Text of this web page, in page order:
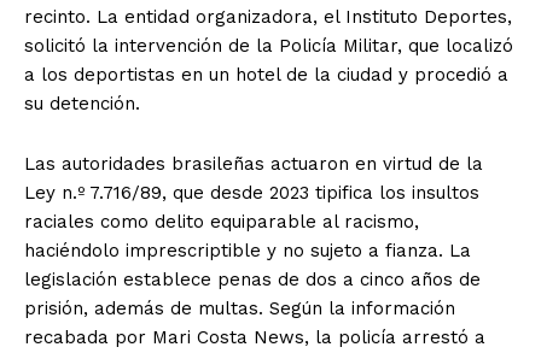
recinto. La entidad organizadora, el Instituto Deportes,
solicitó la intervención de la Policía Militar, que localizó
a los deportistas en un hotel de la ciudad y procedió a
su detención.
Las autoridades brasileñas actuaron en virtud de la
Ley n.º 7.716/89, que desde 2023 tipifica los insultos
raciales como delito equiparable al racismo,
haciéndolo imprescriptible y no sujeto a fianza. La
legislación establece penas de dos a cinco años de
prisión, además de multas. Según la información
recabada por Mari Costa News, la policía arrestó a